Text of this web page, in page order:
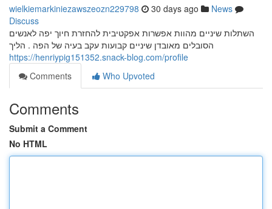
wielkiemarkiniezawszeozn229798 30 days ago
News
Discuss
השתלות שיניים מהוות אפשרות אפקטיבית להחזרת חיוך יפה לאנשים
הסובלים מאובדן שיניים קבועות עקב בעיה של הפה . הליך
https://henriypig151352.snack-blog.com/profile
Comments
Who Upvoted
Comments
Submit a Comment
No HTML